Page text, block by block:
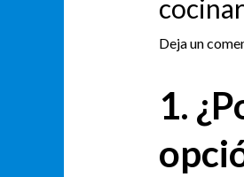
Deja un
1.